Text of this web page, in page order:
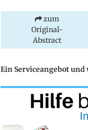
zum
Original-
Abstract
Ein Serviceangebot